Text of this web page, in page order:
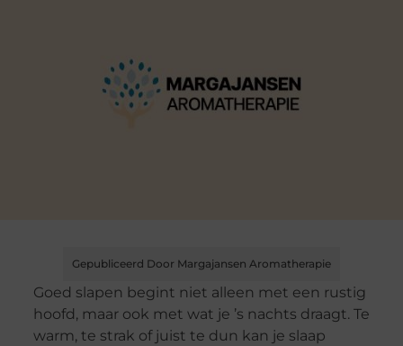
Gepubliceerd Door Margajansen Aromatherapie
Goed slapen begint niet alleen met een rustig
hoofd, maar ook met wat je ’s nachts draagt. Te
warm, te strak of juist te dun kan je slaap